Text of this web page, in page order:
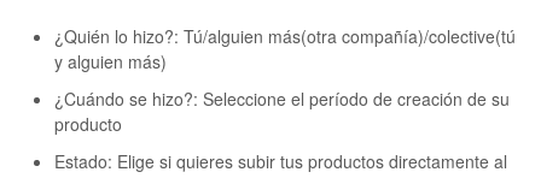
¿Quién lo hizo?: Tú/alguien más(otra compañía)/colective(tú
y alguien más)
¿Cuándo se hizo?: Seleccione el período de creación de su
producto
Estado: Elige si quieres subir tus productos directamente al